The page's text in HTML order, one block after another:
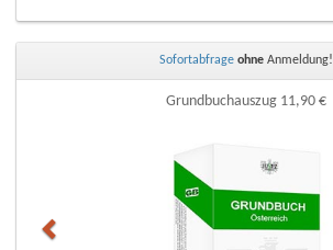
Sofortabfrage ohne Anmeldung!
Grundbuchauszug 11,90 €